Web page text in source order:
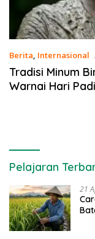
Berita, Internasional
Tradisi Minum
Warnai Hari
Pelajaran
21